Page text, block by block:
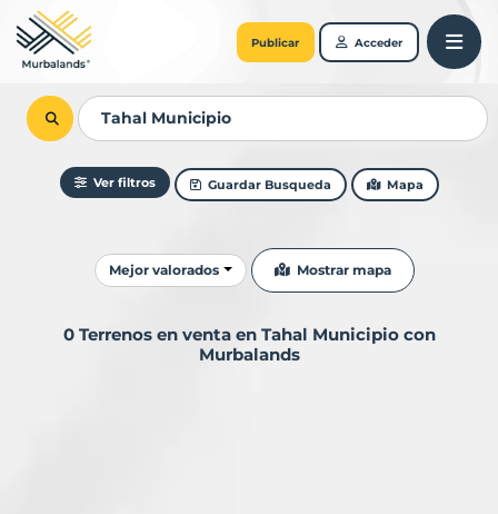
Publicar Acceder
Ver filtros Guardar Busqueda Mapa
Ordenar resultados
Mejor valorados Mostrar mapa
0 Terrenos en venta en Tahal Municipio con
Murbalands